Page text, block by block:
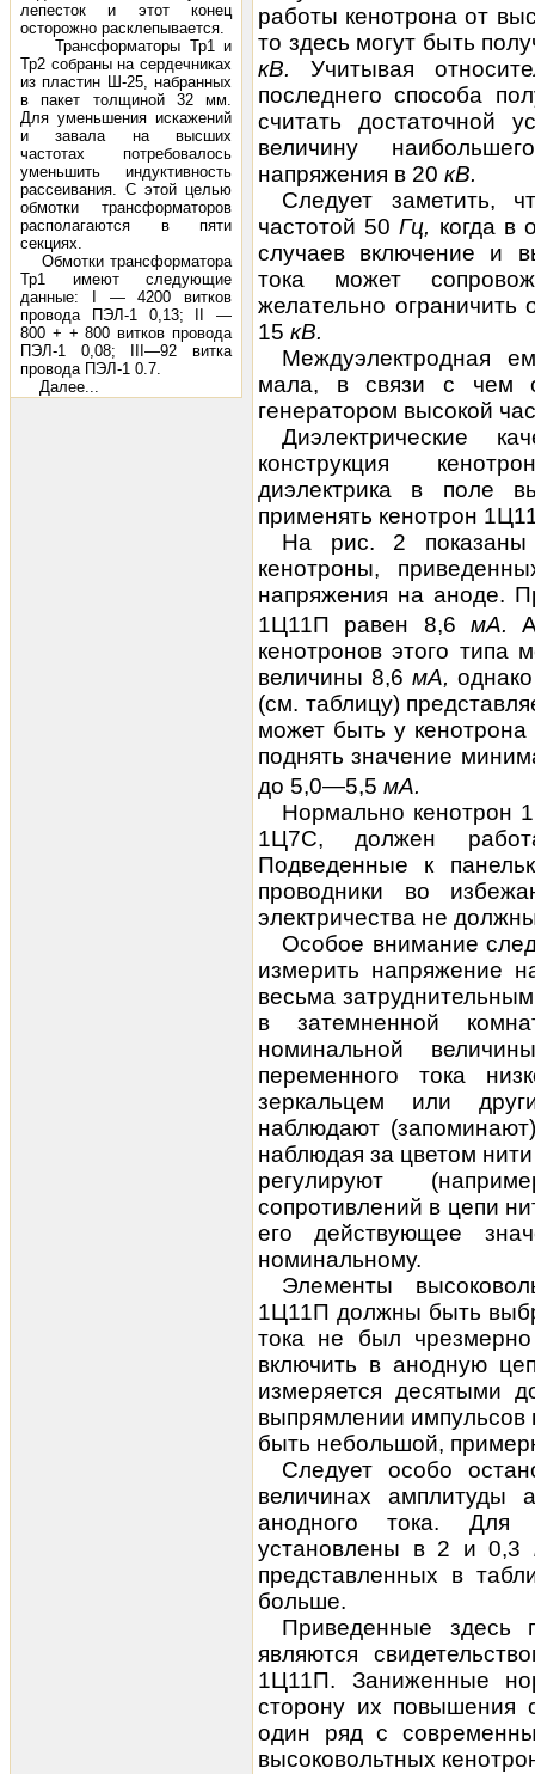
лепесток и этот конец
осторожно расклепывается.
Трансформаторы Тр1 и
Тр2 собраны на сердечниках
из пластин Ш-25, набранных
в пакет толщиной 32 мм.
Для уменьшения искажений
и завала на высших
частотах потребовалось
уменьшить индуктивность
рассеивания. С этой целью
обмотки трансформаторов
располагаются в пяти
секциях.
Обмотки трансформатора
Тр1 имеют следующие
данные: I — 4200 витков
провода ПЭЛ-1 0,13; II —
800 + + 800 витков провода
ПЭЛ-1 0,08; III—92 витка
провода ПЭЛ-1 0.7.
Далее...
работы кенотрона от
то здесь могут быть
кВ. Учитывая
последнего способа
считать достаточной
величину
напряжения в 20 кВ.
Следует заметить,
частотой 50Гц, когда в
случаев включение и
тока может
желательно
15 кВ.
Междуэлектродная
мала, в связи с чем
генератором высокой
Диэлектрические
конструкция
диэлектрика в поле
применять кенотрон
На рис. 2 показаны
кенотроны,
напряжения на аноде.
1Ц11П равен 8,6 мА.
кенотронов этого
величины 8,6 мА,
(см. таблицу)
может быть у
поднять значение
до 5,0—5,5 мА.
Нормально кенотрон
1Ц7С, должен
Подведенные к
проводники во
электричества не
Особое внимание
измерить напряжение
весьма
в затемненной
номинальной
переменного тока
зеркальцем или
наблюдают
наблюдая за цветом
регулируют
сопротивлений в цепи
его действующее
номинальному.
Элементы
1Ц11П должны быть
тока не был
включить в анодную
измеряется десятыми
выпрямлении импульсов
быть небольшой,
Следует особо
величинах амплитуды
анодного тока. Для
установлены в 2 и 0,3
представленных в
больше.
Приведенные здесь
являются
1Ц11П. Заниженные
сторону их повышения
один ряд с
высоковольтных